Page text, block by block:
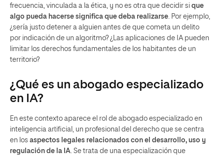
frecuencia, vinculada a la ética, y no es otra que decidir si que
algo pueda hacerse significa que deba realizarse . Por ejemplo,
¿sería justo detener a alguien antes de que cometa un delito
por indicación de un algoritmo? ¿Las aplicaciones de IA pueden
limitar los derechos fundamentales de los habitantes de un
territorio?
¿Qué es un abogado especializado
en IA?
En este contexto aparece el rol de abogado especializado en
inteligencia artificial, un profesional del derecho que se centra
en los aspectos legales relacionados con el desarrollo, uso y
regulación de la IA . Se trata de una especialización que